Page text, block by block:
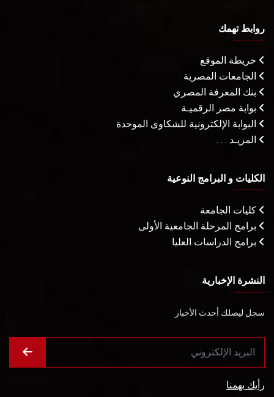
روابط تهمك
خريطة الموقع
الجامعات المصرية
بنك المعرفة المصري
بوابة مصر الرقميـة
البوابة الإلكترونية للشكاوى الموحدة
المزيـد . . .
الكليات و البرامج النوعية
كليات الجامعة
برامج المرحلة الجامعية الأولى
برامج الدراسات العليا
النشرة الإخبارية
سجل ليصلك أحدث الأخبار
رأيك يهمنا